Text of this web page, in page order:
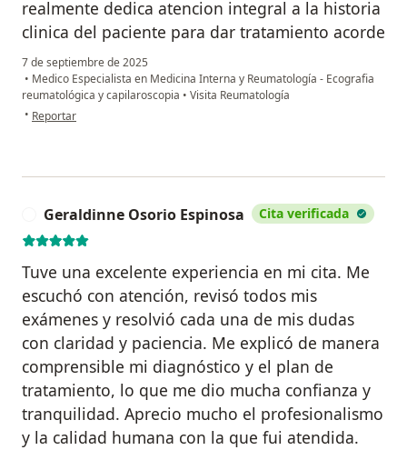
realmente dedica atencion integral a la historia
clinica del paciente para dar tratamiento acorde
7 de septiembre de 2025
• Medico Especialista en Medicina Interna y Reumatología - Ecografia
reumatológica y capilaroscopia • Visita Reumatología
• en opinión del usuario Luz Stella escalante
Reportar
Geraldinne Osorio Espinosa Cita verificada
Tuve una excelente experiencia en mi cita. Me
escuchó con atención, revisó todos mis
exámenes y resolvió cada una de mis dudas
con claridad y paciencia. Me explicó de manera
comprensible mi diagnóstico y el plan de
tratamiento, lo que me dio mucha confianza y
tranquilidad. Aprecio mucho el profesionalismo
y la calidad humana con la que fui atendida.